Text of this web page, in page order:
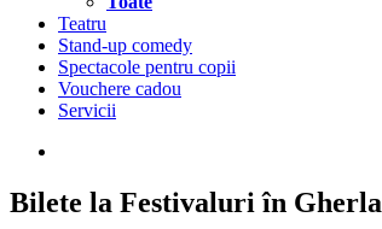
Teatru
Stand-up comedy
Spectacole pentru copii
Vouchere cadou
Servicii
Bilete la Festivaluri în Gherla